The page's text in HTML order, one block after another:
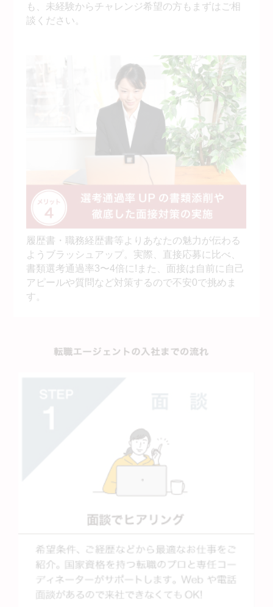
も、未経験からチャレンジ希望の方もまずはご相
談ください。
履歴書・職務経歴書等よりあなたの魅力が伝わる
ようブラッシュアップ。実際、直接応募に比べ、
書類選考通過率3〜4倍に!また、面接は自前に自己
アピールや質問など対策するので不安0で挑めま
す。